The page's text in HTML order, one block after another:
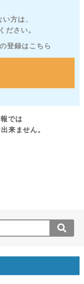
方は、
ださい。
登録はこちら
では
来ません。